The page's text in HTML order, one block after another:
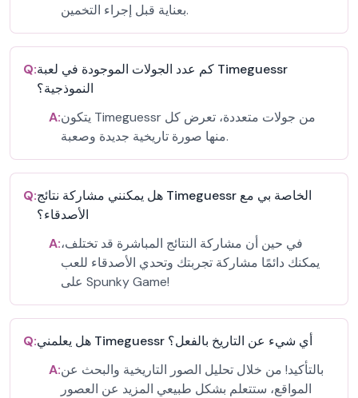
بعناية قبل إجراء التخمين.
Q:كم عدد الجولات الموجودة في لعبة Timeguessr
النموذجية؟
A:يتكون Timeguessr من جولات متعددة، تعرض كل
منها صورة تاريخية جديدة وصعبة.
Q:هل يمكنني مشاركة نتائج Timeguessr الخاصة بي مع
الأصدقاء؟
A:في حين أن مشاركة النتائج المباشرة قد تختلف،
يمكنك دائمًا مشاركة تجربتك وتحدي الأصدقاء للعب
على Spunky Game!
Q:
هل يعلمني Timeguessr أي شيء عن التاريخ بالفعل؟
A:بالتأكيد! من خلال تحليل الصور التاريخية والبحث عن
المواقع، ستتعلم بشكل طبيعي المزيد عن العصور